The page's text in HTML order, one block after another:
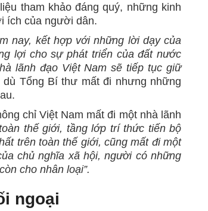
tham khảo đáng quý, những kinh
ích của người dân.
nay, kết hợp với những lời dạy của
lợi cho sự phát triển của đất nước
lãnh đạo Việt Nam sẽ tiếp tục giữ
Tổng Bí thư mất đi nhưng những
chỉ Việt Nam mất đi một nhà lãnh
thế giới, tầng lớp trí thức tiến bộ
trên toàn thế giới, cũng mất đi một
chủ nghĩa xã hội, người có những
cho nhân loại”.
ngoại